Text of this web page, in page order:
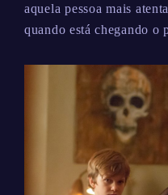
aquela pessoa mais
quando está chegando o